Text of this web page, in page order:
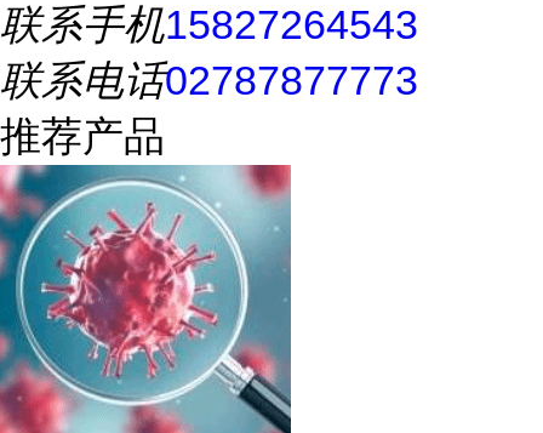
联系手机15827264543
联系电话02787877773
推荐产品